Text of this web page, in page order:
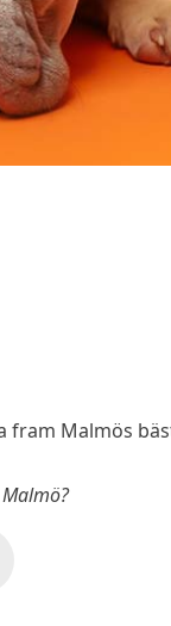
fram Malmös